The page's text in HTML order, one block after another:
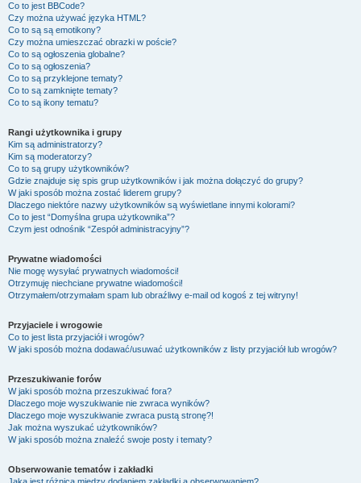
Co to jest BBCode?
Czy można używać języka HTML?
Co to są są emotikony?
Czy można umieszczać obrazki w poście?
Co to są ogłoszenia globalne?
Co to są ogłoszenia?
Co to są przyklejone tematy?
Co to są zamknięte tematy?
Co to są ikony tematu?
Rangi użytkownika i grupy
Kim są administratorzy?
Kim są moderatorzy?
Co to są grupy użytkowników?
Gdzie znajduje się spis grup użytkowników i jak można dołączyć do grupy?
W jaki sposób można zostać liderem grupy?
Dlaczego niektóre nazwy użytkowników są wyświetlane innymi kolorami?
Co to jest “Domyślna grupa użytkownika”?
Czym jest odnośnik “Zespół administracyjny”?
Prywatne wiadomości
Nie mogę wysyłać prywatnych wiadomości!
Otrzymuję niechciane prywatne wiadomości!
Otrzymałem/otrzymałam spam lub obraźliwy e-mail od kogoś z tej witryny!
Przyjaciele i wrogowie
Co to jest lista przyjaciół i wrogów?
W jaki sposób można dodawać/usuwać użytkowników z listy przyjaciół lub wrogów?
Przeszukiwanie forów
W jaki sposób można przeszukiwać fora?
Dlaczego moje wyszukiwanie nie zwraca wyników?
Dlaczego moje wyszukiwanie zwraca pustą stronę?!
Jak można wyszukać użytkowników?
W jaki sposób można znaleźć swoje posty i tematy?
Obserwowanie tematów i zakładki